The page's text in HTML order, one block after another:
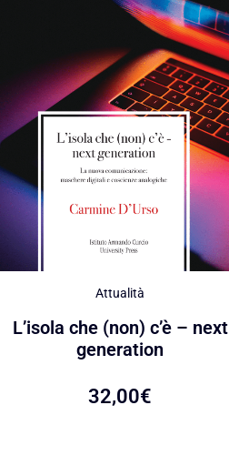
Attualità
L’isola che (non) c’è – next
generation
32,00€